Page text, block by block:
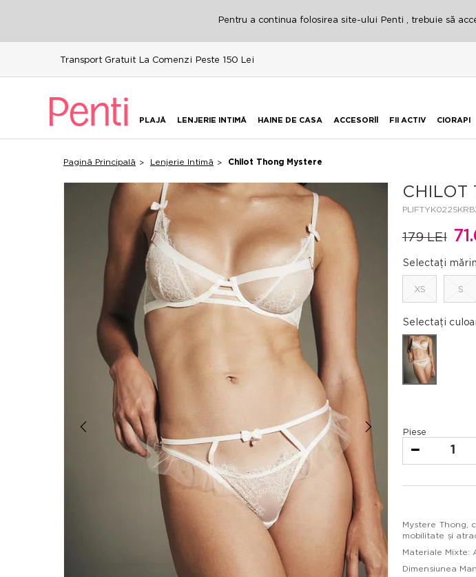
Pentru a continua folosirea site-ului Penti , trebuie să
Transport Gratuit La Comenzi Peste 150 Lei
PLAJĂ LENJERIE INTIMĂ HAINE DE CASA ACCESORİİ FII ACTIV CIORAPI
Pagină Principală Lenjerie Intimă Chilot Thong Mystere
CHILOT
179 LEI
Selectați
XS S
Selectați
Piese
1
Mystere Thong,
mobilitate și
Materiale Mixte:
Dimensiunea